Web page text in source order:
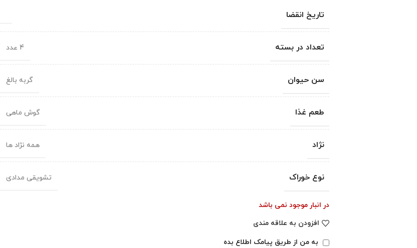
تاریخ انقضا
تعداد در بسته 4 عدد
سن حیوان گربه بالغ
طعم غذا گوش ماهی
نژاد همه نژاد ها
نوع خوراک تشویقی مدادی
در انبار موجود نمی باشد
افزودن به علاقه مندی
به من از طریق پیامک اطلاع بده